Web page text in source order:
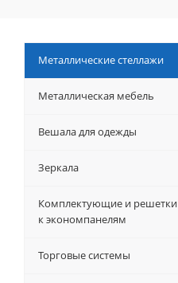
Металлические стеллажи
Металлическая мебель
Вешала для одежды
Зеркала
Комплектующие и решетки
к экономпанелям
Торговые системы